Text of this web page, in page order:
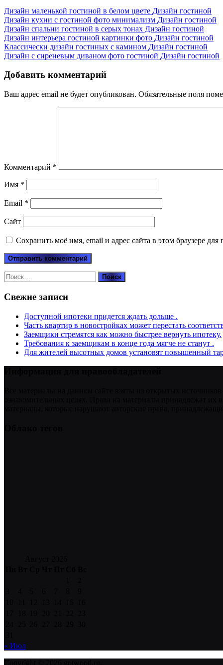
Дизайн маленькой гостиной в белом цвете Дизайн гостиной
Дизайн кухни с гостиной фото минимализм Дизайн гостиной
Дизайн спальни гостиной в серых тонах Дизайн гостиной
Дизайн интерьера гостиной картинки фото Дизайн гостиной
Классически дизайн гостиных с камином Дизайн гостиной
Дизайн с сиреневым диваном фото гостиной Дизайн гостиной
Добавить комментарий
Ваш адрес email не будет опубликован. Обязательные поля
Комментарий *
Имя *
Email *
Сайт
Сохранить моё имя, email и адрес сайта в этом браузере
Найти:
Свежие записи
Доступной ипотеки придется ждать дольше .
Часть квартир в новостройках может перестать
Заемщики стремятся как можно быстрее вернуть ипотеку.
Требования к заемщикам в конце года мягче не станут .
Для жителей высотных домов установят повышенный
« Июл